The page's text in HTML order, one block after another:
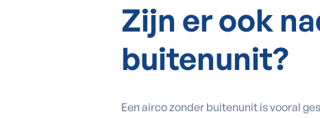
Zijn er ook
buitenunit?
Een airco zonder buitenunit is vooral